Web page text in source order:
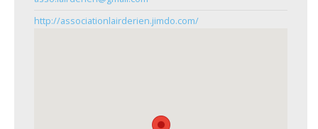
http://associationlairderien.jimdo.com/